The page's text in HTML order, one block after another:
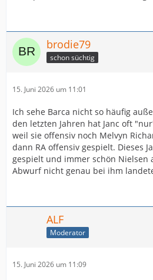
brodie79
schon süchtig
15. Juni 2026 um 11:01
Ich sehe Barca nicht so häufig
den letzten Jahren hat Janc oft
weil sie offensiv noch Melvyn
dann RA offensiv gespielt. Dieses
gespielt und immer schön Nielsen
Abwurf nicht genau bei ihm
ALF
Moderator
15. Juni 2026 um 11:09